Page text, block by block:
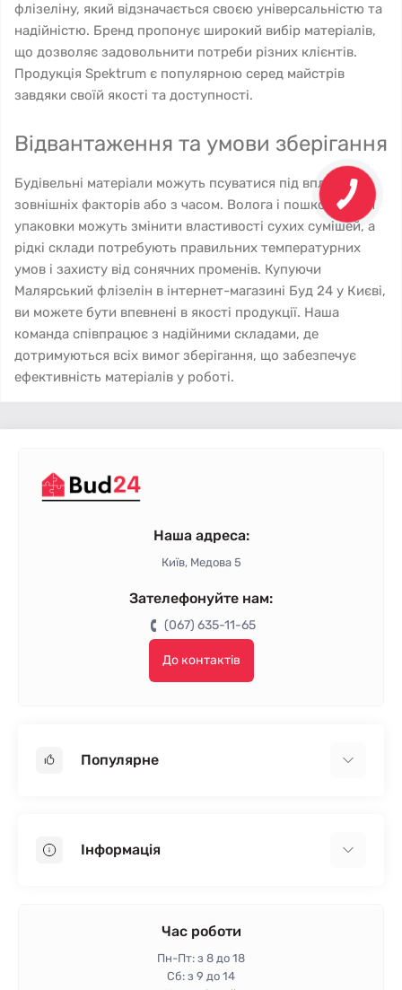
флізеліну, який відзначається своєю універсальністю та
надійністю. Бренд пропонує широкий вибір матеріалів,
що дозволяє задовольнити потреби різних клієнтів.
Продукція Spektrum є популярною серед майстрів
завдяки своїй якості та доступності.
Відвантаження та умови зберігання
Будівельні матеріали можуть псуватися під впливом
зовнішніх факторів або з часом. Волога і пошкодження
упаковки можуть змінити властивості сухих сумішей, а
рідкі склади потребують правильних температурних
умов і захисту від сонячних променів. Купуючи
Малярський флізелін в інтернет-магазині Буд 24 у Києві,
ви можете бути впевнені в якості продукції. Наша
команда співпрацює з надійними складами, де
дотримуються всіх вимог зберігання, що забезпечує
ефективність матеріалів у роботі.
Наша адреса:
Київ, Медова 5
Зателефонуйте нам:
(067) 635-11-65
До контактів
Популярне
Пінопласт
Інформація
Гарантія та повернення
Час роботи
Пн-Пт: з 8 до 18
Сб: з 9 до 14